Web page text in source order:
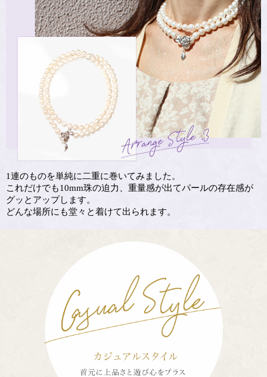
1連のものを単純に二重に巻いてみました。
これだけでも10mm珠の迫力、重量感が出てパールの存在感が
グッとアップします。
どんな場所にも堂々と着けて出られます。